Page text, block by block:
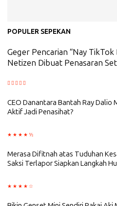
POPULER SEPEKAN
Geger Pencarian “Nay TikTok
Netizen Dibuat Penasaran
CEO Danantara Bantah Ray Dalio
Aktif Jadi Penasihat?
Merasa Difitnah atas Tuduhan
Saksi Terlapor Siapkan Langkah